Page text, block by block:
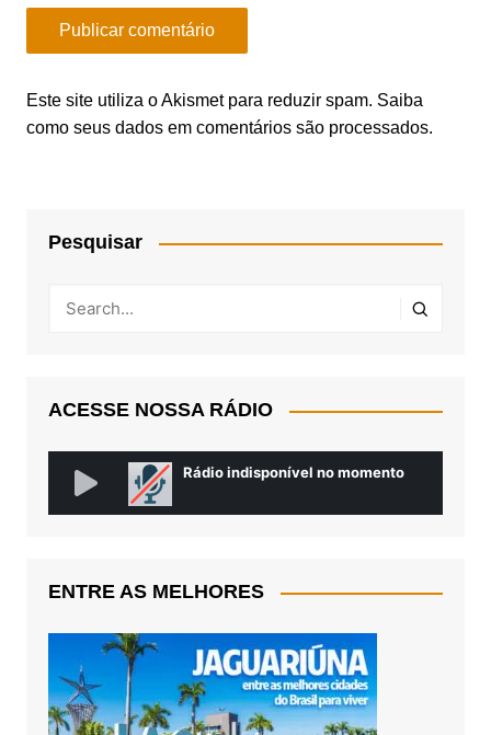
Este site utiliza o Akismet para reduzir spam. Saiba
como seus dados em comentários são processados.
Pesquisar
ACESSE NOSSA RÁDIO
ENTRE AS MELHORES